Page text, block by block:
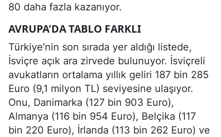
80 daha fazla kazanıyor.
AVRUPA’DA TABLO FARKLI
Türkiye’nin son sırada yer aldığı listede,
İsviçre açık ara zirvede bulunuyor. İsviçreli
avukatların ortalama yıllık geliri 187 bin 285
Euro (9,1 milyon TL) seviyesine ulaşıyor.
Onu, Danimarka (127 bin 903 Euro),
Almanya (116 bin 954 Euro), Belçika (117
bin 220 Euro), İrlanda (113 bin 262 Euro) ve